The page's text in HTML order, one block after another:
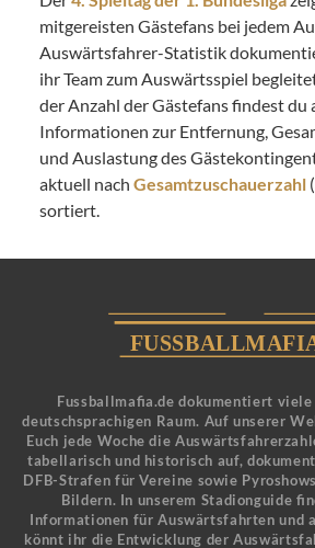
mitgereisten Gästefans bei jedem
Auswärtsfahrer-Statistik
ihr Team zum Auswärtsspiel
der Anzahl der Gästefans findest du
Informationen zur Entfernung,
und Auslastung des
aktuell nach Gesamtzuschauerzahl
sortiert.
Fussballmafia.de dokumentiert
deutschsprachigen Raum. Auf unserer
Euch jede Woche die
tabellarisch und historisch auf,
DFB-Strafen für Vereine sowie
Bildern. In unserem Stadionguide
Informationen für Auswärtsfahrten und
könnt ihr die Entwicklung der